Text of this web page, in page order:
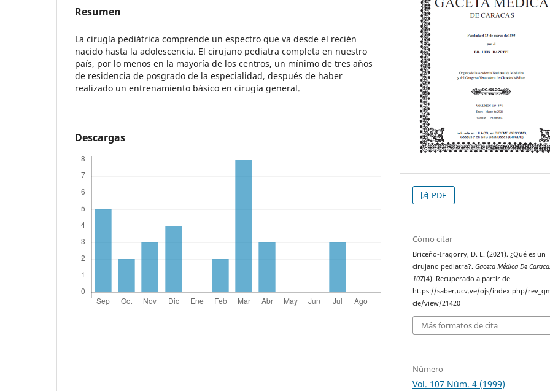
Resumen
La cirugía pediátrica comprende un espectro que va desde el recién
nacido hasta la adolescencia. El cirujano pediatra completa en nuestro
país, por lo menos en la mayoría de los centros, un mínimo de tres años
de residencia de posgrado de la especialidad, después de haber
realizado un entrenamiento básico en cirugía general.
Descargas
PDF
Cómo citar
Briceño-Iragorry, D. L. (2021). ¿Qué es un
cirujano pediatra?.Gaceta Médica De
107(4). Recuperado a partir de
https://saber.ucv.ve/ojs/index.php/
cle/view/21420
Más formatos de cita
Número
Vol. 107 Núm. 4 (1999)